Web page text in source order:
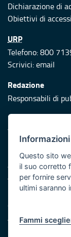
Dichiarazione di
Obiettivi di
URP
Telefono: 800
Scrivici:email
Redazione
Responsabili di
Protezione civile
Vai al sito di
Iniziativa
Asse XI
Note legali
Cookie e privacy
Atti di notifica
Questo sito
il suo corretto
per fornire
ultimi saranno
Fammi